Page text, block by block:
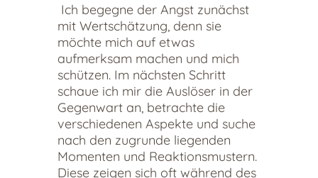
Ich begegne der Angst zunächst
mit Wertschätzung, denn sie
möchte mich auf etwas
aufmerksam machen und mich
schützen. Im nächsten Schritt
schaue ich mir die Auslöser in der
Gegenwart an, betrachte die
verschiedenen Aspekte und suche
nach den zugrunde liegenden
Momenten und Reaktionsmustern.
Diese zeigen sich oft während des